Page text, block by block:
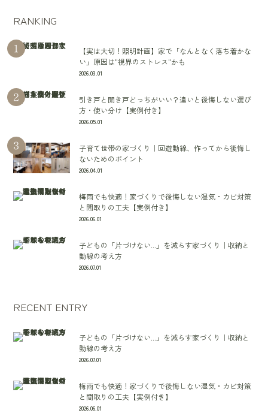
RANKING
【実は大切！照明計画】家で「なんとなく落ち着かな
い」原因は"視界のストレス"かも
2026.03.01
引き戸と開き戸どっちがいい？違いと後悔しない選び
方・使い分け【実例付き】
2026.05.01
子育て世帯の家づくり｜回遊動線、作ってから後悔し
ないためのポイント
2026.04.01
梅雨でも快適！家づくりで後悔しない湿気・カビ対策
と間取りの工夫【実例付き】
2026.06.01
子どもの「片づけない...」を減らす家づくり｜収納と
動線の考え方
2026.07.01
RECENT ENTRY
子どもの「片づけない...」を減らす家づくり｜収納と
動線の考え方
2026.07.01
梅雨でも快適！家づくりで後悔しない湿気・カビ対策
と間取りの工夫【実例付き】
2026.06.01